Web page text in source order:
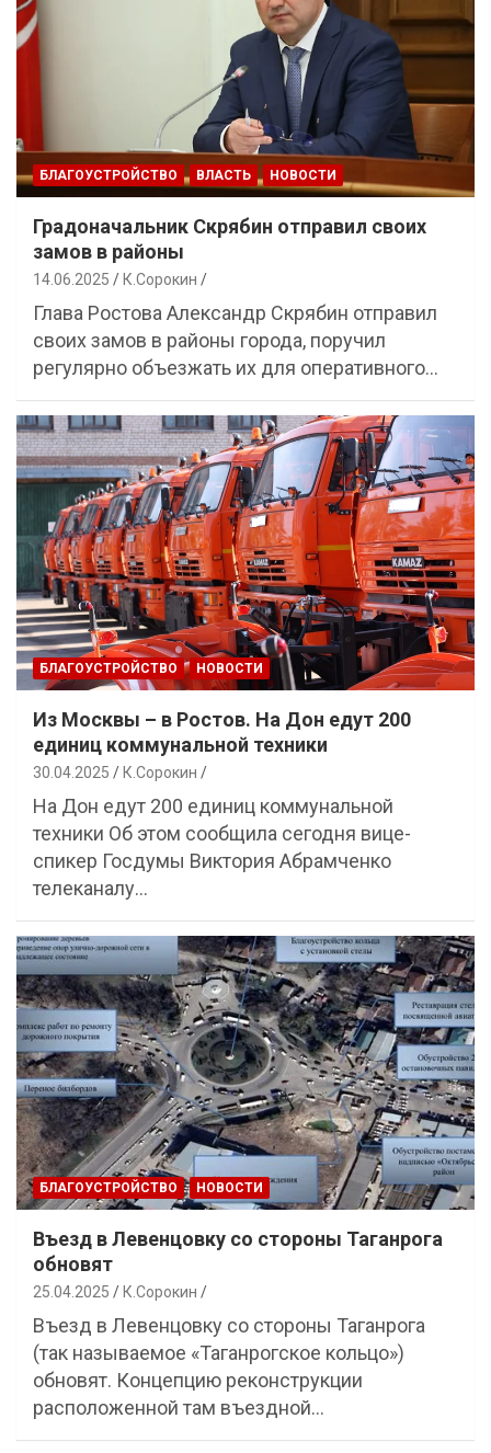
БЛАГОУСТРОЙСТВО ВЛАСТЬ НОВОСТИ
Градоначальник Скрябин отправил своих
замов в районы
14.06.2025 К.Сорокин
Глава Ростова Александр Скрябин отправил
своих замов в районы города, поручил
регулярно объезжать их для оперативного…
БЛАГОУСТРОЙСТВО НОВОСТИ
Из Москвы – в Ростов. На Дон едут 200
единиц коммунальной техники
30.04.2025 К.Сорокин
На Дон едут 200 единиц коммунальной
техники Об этом сообщила сегодня вице-
спикер Госдумы Виктория Абрамченко
телеканалу…
БЛАГОУСТРОЙСТВО НОВОСТИ
Въезд в Левенцовку со стороны Таганрога
обновят
25.04.2025 К.Сорокин
Въезд в Левенцовку со стороны Таганрога
(так называемое «Таганрогское кольцо»)
обновят. Концепцию реконструкции
расположенной там въездной…